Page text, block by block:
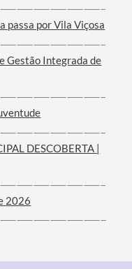
passa por Vila Viçosa
Gestão Integrada de
DESCOBERTA |
2026